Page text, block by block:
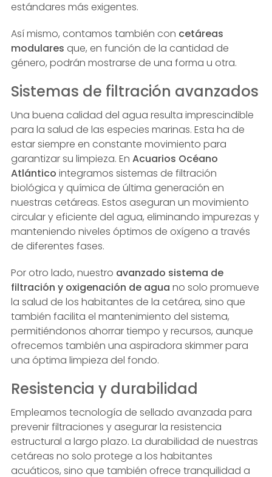
estándares más exigentes.
Así mismo, contamos también con cetáreas
modulares que, en función de la cantidad de
género, podrán mostrarse de una forma u otra.
Sistemas de filtración avanzados
Una buena calidad del agua resulta imprescindible
para la salud de las especies marinas. Esta ha de
estar siempre en constante movimiento para
garantizar su limpieza. En Acuarios Océano
Atlántico integramos sistemas de filtración
biológica y química de última generación en
nuestras cetáreas. Estos aseguran un movimiento
circular y eficiente del agua, eliminando impurezas y
manteniendo niveles óptimos de oxígeno a través
de diferentes fases.
Por otro lado, nuestro avanzado sistema de
filtración y oxigenación de agua no solo promueve
la salud de los habitantes de la cetárea, sino que
también facilita el mantenimiento del sistema,
permitiéndonos ahorrar tiempo y recursos, aunque
ofrecemos también una aspiradora skimmer para
una óptima limpieza del fondo.
Resistencia y durabilidad
Empleamos tecnología de sellado avanzada para
prevenir filtraciones y asegurar la resistencia
estructural a largo plazo. La durabilidad de nuestras
cetáreas no solo protege a los habitantes
acuáticos, sino que también ofrece tranquilidad a